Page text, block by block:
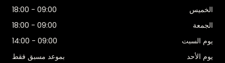
الخميس
09:00 - 18:00
الجمعة
09:00 - 18:00
يوم السبت
09:00 - 14:00
يوم الأحد
بموعد مسبق فقط